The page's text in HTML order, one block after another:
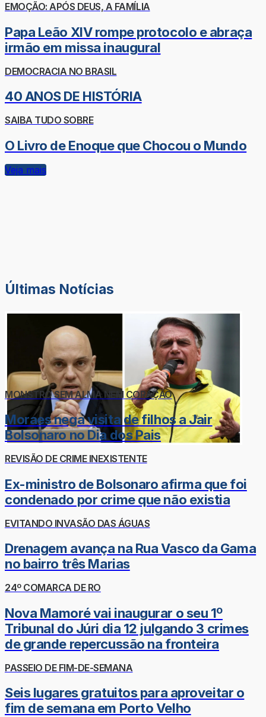
EMOÇÃO: APÓS DEUS, A FAMÍLIA
Papa Leão XIV rompe protocolo e abraça
irmão em missa inaugural
DEMOCRACIA NO BRASIL
40 ANOS DE HISTÓRIA
SAIBA TUDO SOBRE
O Livro de Enoque que Chocou o Mundo
Veja mais
Últimas Notícias
MONSTRO SEM ALMA NEM CORAÇÃO
Moraes nega visita de filhos a Jair
Bolsonaro no Dia dos Pais
REVISÃO DE CRIME INEXISTENTE
Ex-ministro de Bolsonaro afirma que foi
condenado por crime que não existia
EVITANDO INVASÃO DAS ÁGUAS
Drenagem avança na Rua Vasco da Gama
no bairro três Marias
24º COMARCA DE RO
Nova Mamoré vai inaugurar o seu 1º
Tribunal do Júri dia 12 julgando 3 crimes
de grande repercussão na fronteira
PASSEIO DE FIM-DE-SEMANA
Seis lugares gratuitos para aproveitar o
fim de semana em Porto Velho